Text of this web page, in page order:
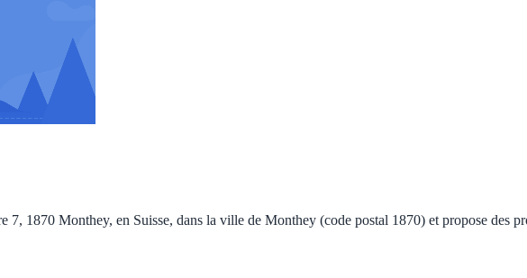
7, 1870 Monthey, en Suisse, dans la ville de Monthey (code postal 1870) et propose des